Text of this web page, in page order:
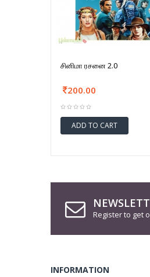
சினிமா ரசனை 2.0
200.00
ADD TO CART
Register to get
INFORMATION